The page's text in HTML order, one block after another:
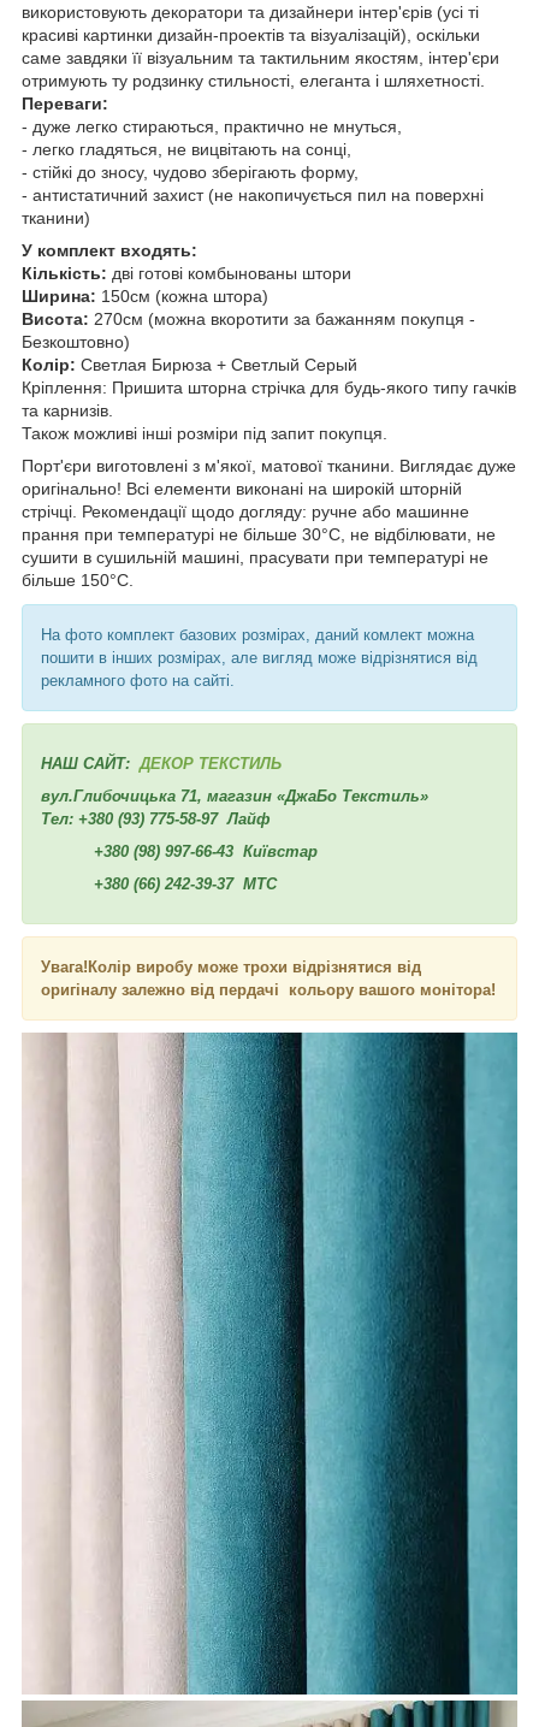
використовують декоратори та дизайнери інтер'єрів (усі ті
красиві картинки дизайн-проектів та візуалізацій), оскільки
саме завдяки її візуальним та тактильним якостям, інтер'єри
отримують ту родзинку стильності, елеганта і шляхетності.
Переваги:
- дуже легко стираються, практично не мнуться,
- легко гладяться, не вицвітають на сонці,
- стійкі до зносу, чудово зберігають форму,
- антистатичний захист (не накопичується пил на поверхні
тканини)
У комплект входять:
Кількість: дві готові комбынованы штори
Ширина: 150см (кожна штора)
Висота: 270см (можна вкоротити за бажанням покупця -
Безкоштовно)
Колір: Светлая Бирюза + Светлый Серый
Кріплення: Пришита шторна стрічка для будь-якого типу гачків
та карнизів.
Також можливі інші розміри під запит покупця.
Порт'єри виготовлені з м'якої, матової тканини. Виглядає дуже
оригінально! Всі елементи виконані на широкій шторній
стрічці. Рекомендації щодо догляду: ручне або машинне
прання при температурі не більше 30°С, не відбілювати, не
сушити в сушильній машині, прасувати при температурі не
більше 150°С.
На фото комплект базових розмірах, даний комлект можна
пошити в інших розмірах, але вигляд може відрізнятися від
рекламного фото на сайті.
НАШ САЙТ: ДЕКОР ТЕКСТИЛЬ
вул.Глибочицька 71, магазин «ДжаБо Текстиль»
Тел: +380 (93) 775-58-97 Лайф
+380 (98) 997-66-43 Київстар
+380 (66) 242-39-37 МТС
Увага!Колір виробу може трохи відрізнятися від
оригіналу залежно від пердачі кольору вашого монітора!